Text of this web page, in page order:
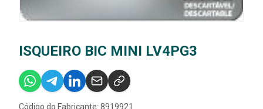
ISQUEIRO BIC MINI LV4PG3
Código do Fabricante: 8919921